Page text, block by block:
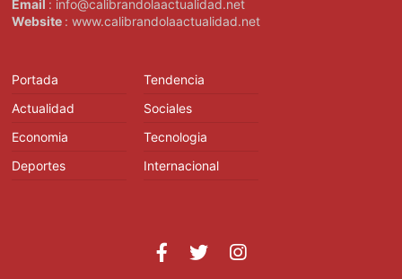
Email : info@calibrandolaactualidad.net
Website : www.calibrandolaactualidad.net
Portada
Actualidad
Economia
Deportes
Tendencia
Sociales
Tecnologia
Internacional